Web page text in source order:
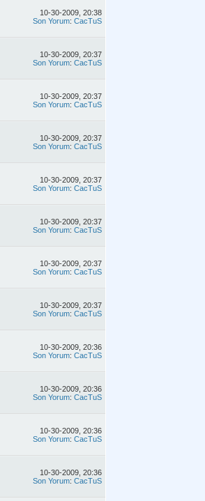
10-30-2009, 20:38
Son Yorum: CacTuS
10-30-2009, 20:37
Son Yorum: CacTuS
10-30-2009, 20:37
Son Yorum: CacTuS
10-30-2009, 20:37
Son Yorum: CacTuS
10-30-2009, 20:37
Son Yorum: CacTuS
10-30-2009, 20:37
Son Yorum: CacTuS
10-30-2009, 20:37
Son Yorum: CacTuS
10-30-2009, 20:37
Son Yorum: CacTuS
10-30-2009, 20:36
Son Yorum: CacTuS
10-30-2009, 20:36
Son Yorum: CacTuS
10-30-2009, 20:36
Son Yorum: CacTuS
10-30-2009, 20:36
Son Yorum: CacTuS